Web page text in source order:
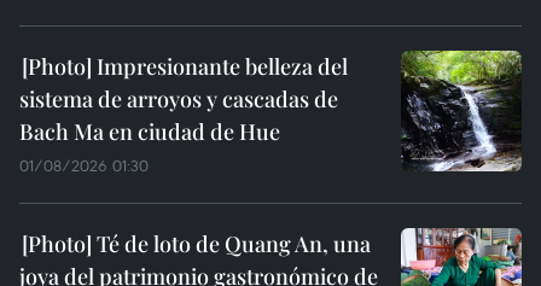
Impresionante belleza del
sistema de arroyos y cascadas de
Bach Ma en ciudad de Hue
01/08/2026 01:30
Té de loto de Quang An, una
joya del patrimonio gastronómico de